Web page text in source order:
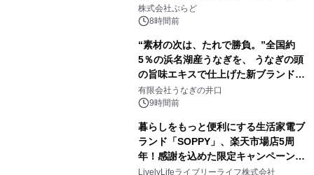
きで Villa Mon Temps AWAJIの連泊
素泊りプラン
株式会社ぷらど
8時間前
“素材の次は、たれで勝負。”全国約
5％の浜名湖産うなぎを、 うなぎの頭
の旨味エキスで仕上げた新ブランド
「井口の誉」誕生
有限会社うなぎの井口
9時間前
暮らしをもっと便利にする生活家電ブ
ランド「SOPPY」、楽天市場店5周
年！感謝を込めた限定キャンペーンを
8月10日より開催
LivelyLifeライブリーライフ株式会社